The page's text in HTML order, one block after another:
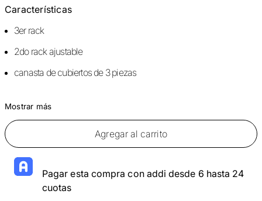
Características
3er rack
2do rack ajustable
canasta de cubiertos de 3 piezas
Mostrar más
Agregar al carrito
Pagar esta compra con addi desde 6 hasta 24
cuotas